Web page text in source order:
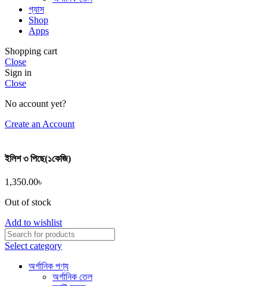
গ্যাস
Shop
Apps
Shopping cart
Close
Sign in
Close
No account yet?
Create an Account
ইলিশ ৩ পিছে(১কেজি)
1,350.00৳
Out of stock
Add to wishlist
Select category
অর্গানিক পণ্য
অর্গানিক তেল